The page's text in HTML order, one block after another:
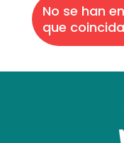
No se han
que